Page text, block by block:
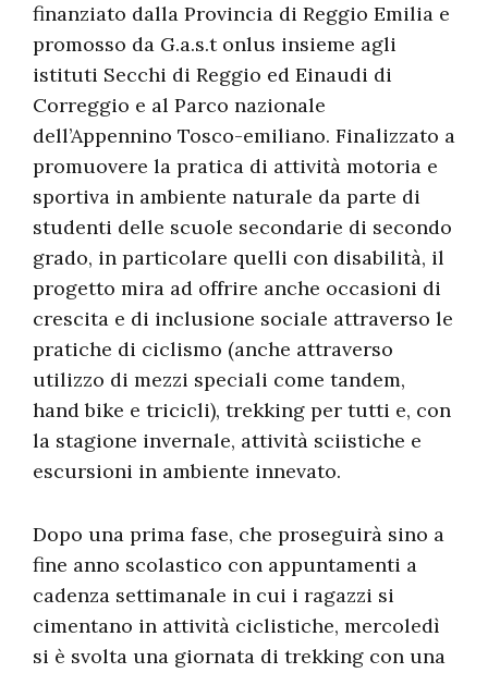
finanziato dalla Provincia di Reggio Emilia e
promosso da G.a.s.t onlus insieme agli
istituti Secchi di Reggio ed Einaudi di
Correggio e al Parco nazionale
dell’Appennino Tosco-emiliano. Finalizzato a
promuovere la pratica di attività motoria e
sportiva in ambiente naturale da parte di
studenti delle scuole secondarie di secondo
grado, in particolare quelli con disabilità, il
progetto mira ad offrire anche occasioni di
crescita e di inclusione sociale attraverso le
pratiche di ciclismo (anche attraverso
utilizzo di mezzi speciali come tandem,
hand bike e tricicli), trekking per tutti e, con
la stagione invernale, attività sciistiche e
escursioni in ambiente innevato.
Dopo una prima fase, che proseguirà sino a
fine anno scolastico con appuntamenti a
cadenza settimanale in cui i ragazzi si
cimentano in attività ciclistiche, mercoledì
si è svolta una giornata di trekking con una